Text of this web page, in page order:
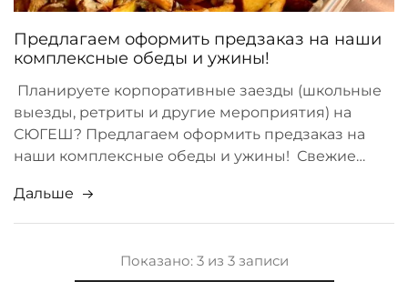
Предлагаем оформить предзаказ на наши
комплексные обеды и ужины!
Планируете корпоративные заезды (школьные
выезды, ретриты и другие мероприятия) на
СЮГЕШ? Предлагаем оформить предзаказ на
наши комплексные обеды и ужины! Свежие…
Дальше
Показано:3 из 3 записи